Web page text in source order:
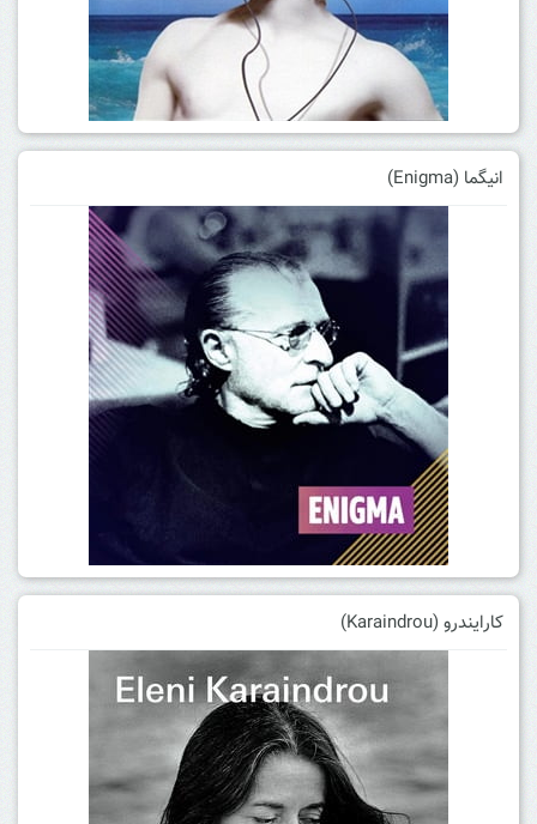
انیگما (Enigma)
کارایندرو (Karaindrou)